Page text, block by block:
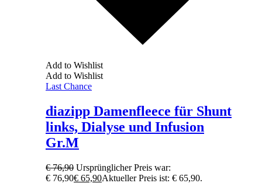
Add to Wishlist
Add to Wishlist
Last Chance
diazipp Damenfleece für Shunt
links, Dialyse und Infusion
Gr.M
€76,90 Ursprünglicher Preis war:
€ 76,90€ 65,90Aktueller Preis ist: € 65,90.